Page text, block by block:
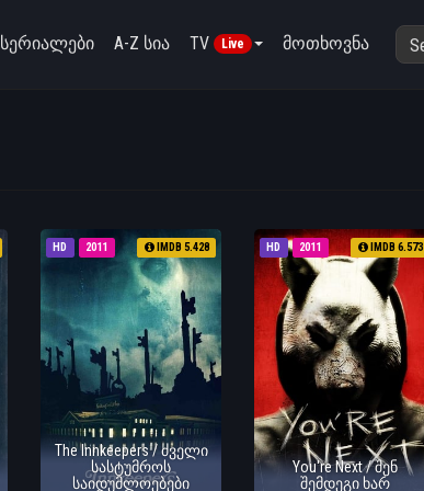
სერიალები A-Z სია TV Live მოთხოვნა
HD 2011 IMDB 5.428
The Innkeepers / ძველი
სასტუმროს
საიდუმლოებები
HD 2011 IMDB 6.573
You're Next / შენ
შემდეგი ხარ